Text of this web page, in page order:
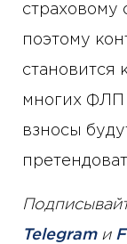
страховому
поэтому
становится
многих ФЛП
взносы
Telegramи